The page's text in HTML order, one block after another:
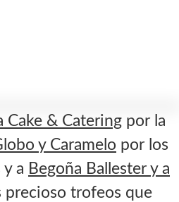
Cake & Catering por la
y Caramelo por los
a Begoña Ballester y a
precioso trofeos que